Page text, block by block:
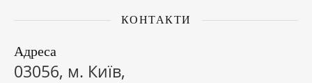
КОНТАКТИ
Адреса
03056, м. Київ,